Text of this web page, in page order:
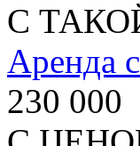
С
Аренда
230 000